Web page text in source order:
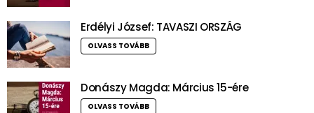
Erdélyi József: TAVASZI ORSZÁG
OLVASS TOVÁBB
Donászy Magda: Március 15-ére
OLVASS TOVÁBB